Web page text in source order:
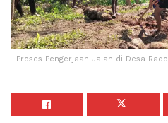
Proses Pengerjaan Jalan di Desa